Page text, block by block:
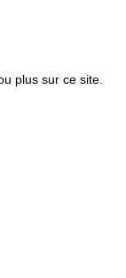
plus sur ce site.